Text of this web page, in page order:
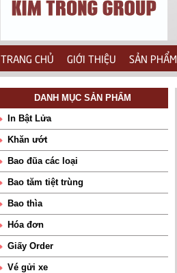
TRANG CHỦ GIỚI THIỆU SẢN PHẨM
DANH MỤC SẢN PHẨM
In Bật Lửa
Khăn ướt
Bao đũa các loại
Bao tăm tiệt trùng
Bao thìa
Hóa đơn
Giấy Order
Vé gửi xe